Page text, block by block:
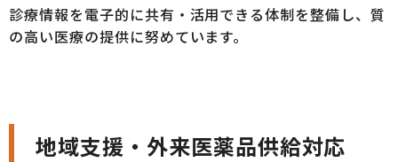
診療情報を電子的に共有・活用できる体制を整備し、質
の高い医療の提供に努めています。
地域支援・外来医薬品供給対応